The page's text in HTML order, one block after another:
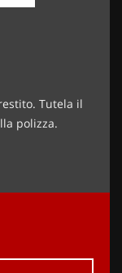
Tutela il
polizza.